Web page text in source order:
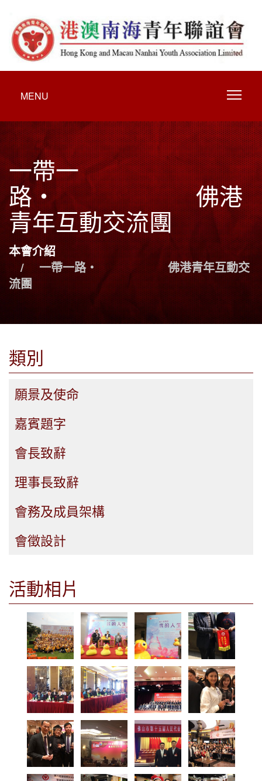
MENU
一帶一
路‧ 佛港
青年互動交流團
本會介紹
一帶一路‧ 佛港青年互動交
流團
類別
願景及使命
嘉賓題字
會長致辭
理事長致辭
會務及成員架構
會徵設計
活動相片